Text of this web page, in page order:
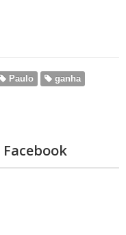
Paulo
ganha
Facebook